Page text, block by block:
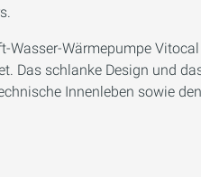
Wasser-Wärmepumpe
Das schlanke Design und
Innenleben sowie